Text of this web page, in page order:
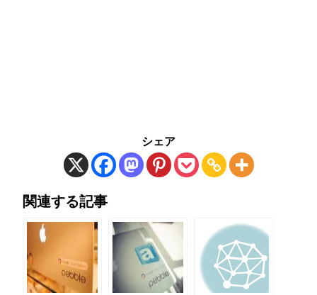
シェア
関連する記事